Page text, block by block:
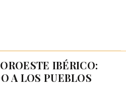
IBÉRICO:
A LOS PUEBLOS